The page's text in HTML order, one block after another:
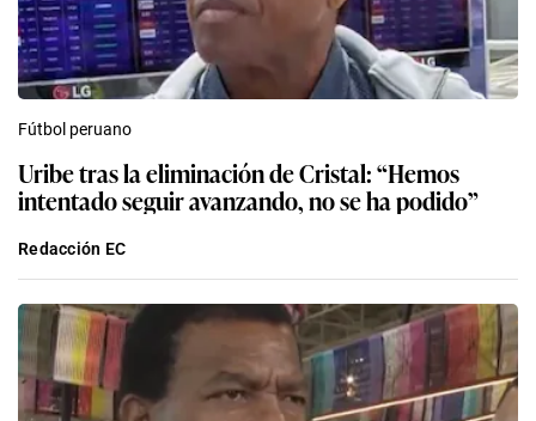
Fútbol peruano
Uribe tras la eliminación de Cristal: “Hemos
intentado seguir avanzando, no se ha podido”
Redacción EC